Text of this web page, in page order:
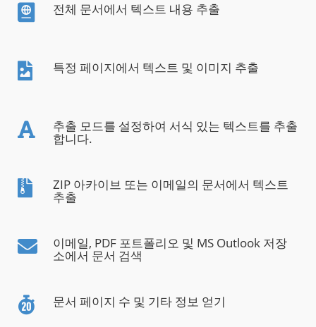
전체 문서에서 텍스트 내용 추출
특정 페이지에서 텍스트 및 이미지 추출
추출 모드를 설정하여 서식 있는 텍스트를 추출
합니다.
ZIP 아카이브 또는 이메일의 문서에서 텍스트
추출
이메일, PDF 포트폴리오 및 MS Outlook 저장
소에서 문서 검색
문서 페이지 수 및 기타 정보 얻기